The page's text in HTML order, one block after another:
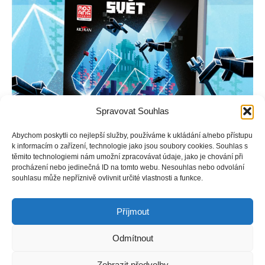
Spravovat Souhlas
Abychom poskytli co nejlepší služby, používáme k ukládání a/nebo přístupu
k informacím o zařízení, technologie jako jsou soubory cookies. Souhlas s
těmito technologiemi nám umožní zpracovávat údaje, jako je chování při
procházení nebo jedinečná ID na tomto webu. Nesouhlas nebo odvolání
souhlasu může nepříznivě ovlivnit určité vlastnosti a funkce.
Příjmout
Odmítnout
otravný trest. Musejí pomáhat v komunitním centru.